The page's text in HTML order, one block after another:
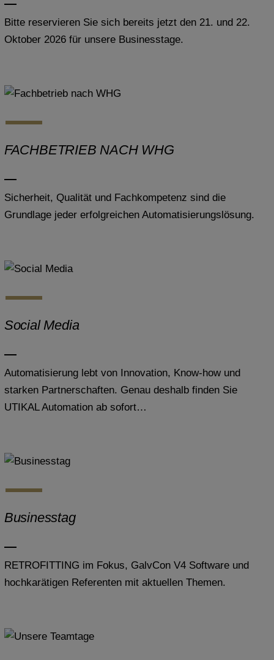
Bitte reservieren Sie sich bereits jetzt den 21. und 22.
Oktober 2026 für unsere Businesstage.
FACHBETRIEB NACH WHG
Sicherheit, Qualität und Fachkompetenz sind die
Grundlage jeder erfolgreichen Automatisierungslösung.
Social Media
Automatisierung lebt von Innovation, Know-how und
starken Partnerschaften. Genau deshalb finden Sie
UTIKAL Automation ab sofort…
Businesstag
RETROFITTING im Fokus, GalvCon V4 Software und
hochkarätigen Referenten mit aktuellen Themen.